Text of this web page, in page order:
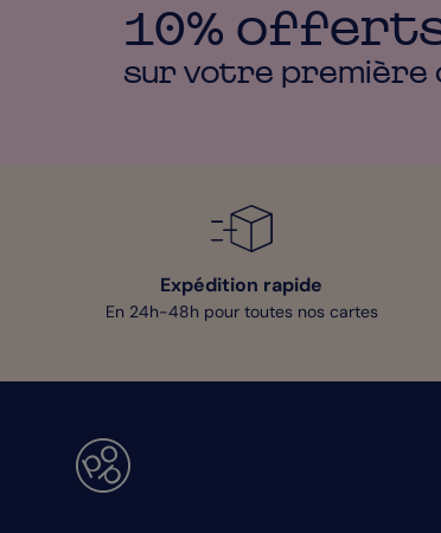
10%
sur votre première
Expédition rapide
En 24h-48h pour toutes nos cartes